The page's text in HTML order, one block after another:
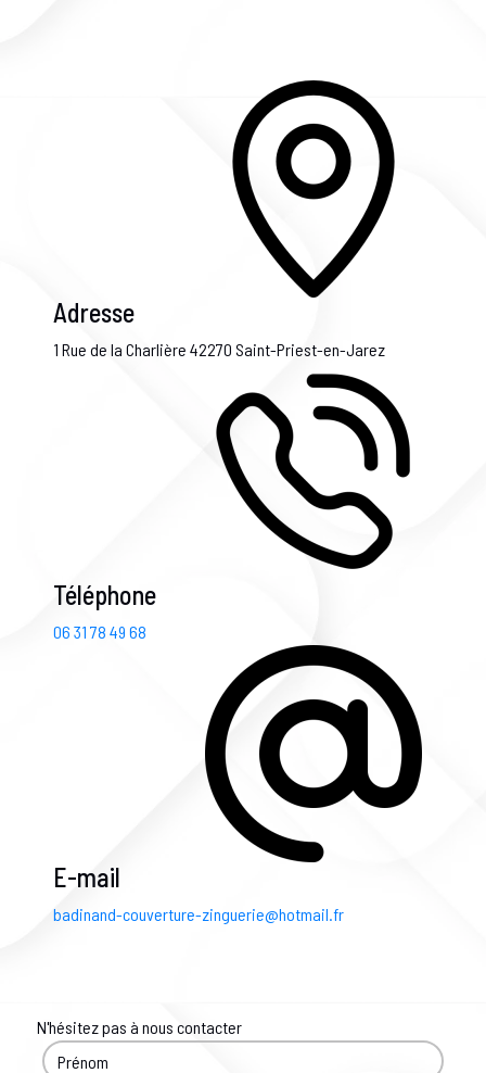
Adresse
1 Rue de la Charlière 42270 Saint-Priest-en-Jarez
Téléphone
06 31 78 49 68
E-mail
badinand-couverture-zinguerie@hotmail.fr
N'hésitez pas à nous contacter